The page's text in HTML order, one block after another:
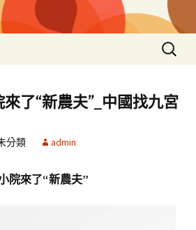
搜
尋
鍵
字:
了“新農夫”_中國找九宮
分類 admin
院來了“新農夫”